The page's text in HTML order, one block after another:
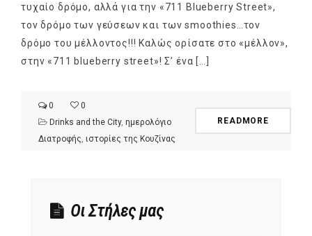
τυχαίο δρόμο, αλλά για την «711 Blueberry Street»,
τον δρόμο των γεύσεων και των smoothies…τον
δρόμο του μέλλοντος!!! Καλώς ορίσατε στο «μέλλον»,
στην «711 blueberry street»! Σ’ ένα […]
0
0
Drinks and the City, ημερολόγιο
Διατροφής, ιστορίες της Κουζίνας
READMORE
Οι Στήλες μας